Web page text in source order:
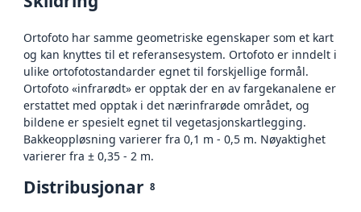
Ortofoto har samme geometriske egenskaper som et kart
og kan knyttes til et referansesystem. Ortofoto er inndelt i
ulike ortofotostandarder egnet til forskjellige formål.
Ortofoto «infrarødt» er opptak der en av fargekanalene er
erstattet med opptak i det nærinfrarøde området, og
bildene er spesielt egnet til vegetasjonskartlegging.
Bakkeoppløsning varierer fra 0,1 m - 0,5 m. Nøyaktighet
varierer fra ± 0,35 - 2 m.
Distribusjonar 8